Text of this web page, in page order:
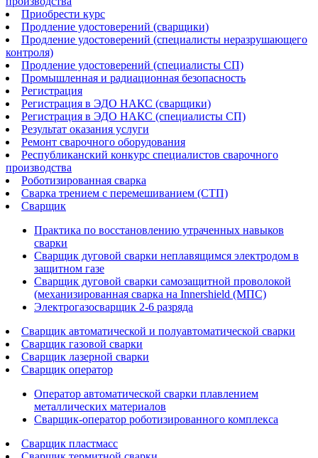
Приобрести курс
Продление удостоверений (сварщики)
Продление удостоверений (специалисты неразрушающего
контроля)
Продление удостоверений (специалисты СП)
Промышленная и радиационная безопасность
Регистрация
Регистрация в ЭДО НАКС (сварщики)
Регистрация в ЭДО НАКС (специалисты СП)
Результат оказания услуги
Ремонт сварочного оборудования
Республиканский конкурс специалистов сварочного
производства
Роботизированная сварка​
Сварка трением с перемешиванием (СТП)
Сварщик
Практика по восстановлению утраченных навыков
сварки
Сварщик дуговой сварки неплавящимся электродом в
защитном газе
Сварщик дуговой сварки самозащитной проволокой
(механизированная сварка на Innershield (МПС)
Электрогазосварщик 2-6 разряда
Сварщик автоматической и полуавтоматической сварки
Сварщик газовой сварки
Сварщик лазерной сварки
Сварщик оператор
Оператор автоматической сварки плавлением
металлических материалов
Сварщик-оператор роботизированного комплекса
Сварщик пластмасс